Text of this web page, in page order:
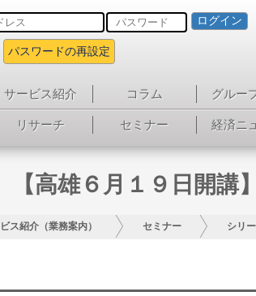
ログイン
パスワードの再設定
サービス紹介 コラム グルー
リサーチ セミナー 経済ニ
【高雄６月１９日開
ス紹介（業務案内） セミナー シリ